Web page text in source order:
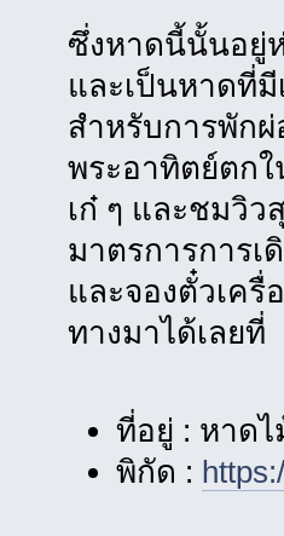
ซึ่งหาดนี้นั้นอยู่
และเป็นหาดที่มี
สำหรับการพัก
พระอาทิตย์ตกใ
เก๋ ๆ และชมวิว
มาตรการการเ
และจองตั๋วเครื่
ทางมาได้เลยที่
ที่อยู่ : หาดไ
พิกัด :